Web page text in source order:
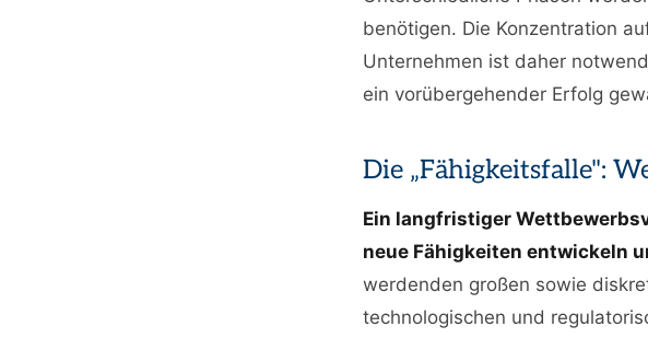
benötigen. Die Konzentration
Unternehmen ist daher
ein vorübergehender Erfolg
Die „Fähigkeitsfalle":
Ein langfristiger
neue Fähigkeiten entwickeln
werdenden großen sowie
technologischen und